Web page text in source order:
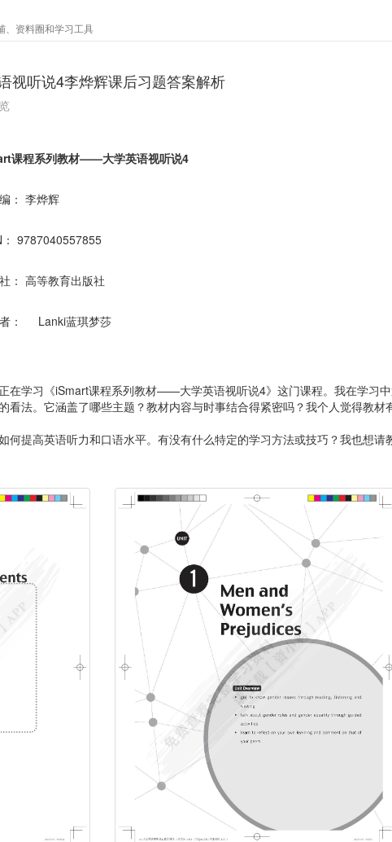
、资料圈和学习工具
听说4李烨辉课后习题答案解析
课程系列教材——大学英语视听说4
： 李烨辉
9787040557855
： 高等教育出版社
： Lanki蓝琪梦莎
在学习《iSmart课程系列教材——大学英语视听说4》这门课程。我在学习
看法。它涵盖了哪些主题？教材内容与时事结合得紧密吗？我个人觉得教
何提高英语听力和口语水平。有没有什么特定的学习方法或技巧？我也想请